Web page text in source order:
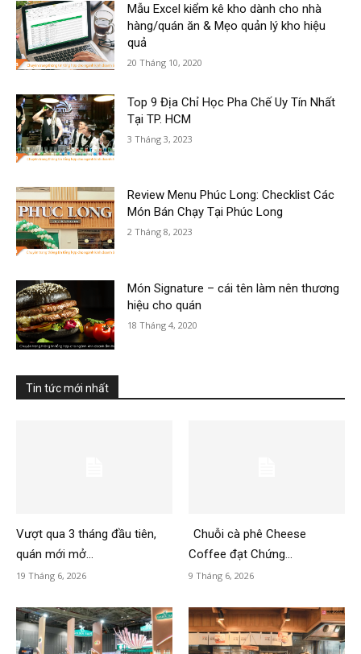
Mẫu Excel kiểm kê kho dành cho nhà
hàng/quán ăn & Mẹo quản lý kho hiệu
quả
20 Tháng 10, 2020
Top 9 Địa Chỉ Học Pha Chế Uy Tín Nhất
Tại TP. HCM
3 Tháng 3, 2023
Review Menu Phúc Long: Checklist Các
Món Bán Chạy Tại Phúc Long
2 Tháng 8, 2023
Món Signature – cái tên làm nên thương
hiệu cho quán
18 Tháng 4, 2020
Tin tức mới nhất
Vượt qua 3 tháng đầu tiên,
quán mới mở...
19 Tháng 6, 2026
Chuỗi cà phê Cheese
Coffee đạt Chứng...
9 Tháng 6, 2026